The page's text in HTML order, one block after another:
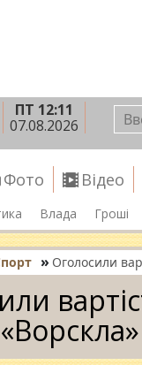
ПТ 12:11
07.08.2026
Фото Відео
Влада Гроші
» Оголосили